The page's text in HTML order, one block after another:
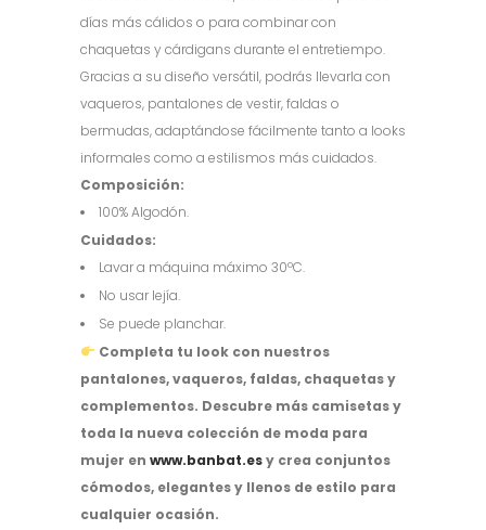
días más cálidos o para combinar con
chaquetas y cárdigans durante el entretiempo.
Gracias a su diseño versátil, podrás llevarla con
vaqueros, pantalones de vestir, faldas o
bermudas, adaptándose fácilmente tanto a looks
informales como a estilismos más cuidados.
Composición:
100% Algodón.
Cuidados:
Lavar a máquina máximo 30ºC.
No usar lejía.
Se puede planchar.
Completa tu look con nuestros
pantalones, vaqueros, faldas, chaquetas y
complementos. Descubre más camisetas y
toda la nueva colección de moda para
mujer en www.banbat.esy crea conjuntos
cómodos, elegantes y llenos de estilo para
cualquier ocasión.